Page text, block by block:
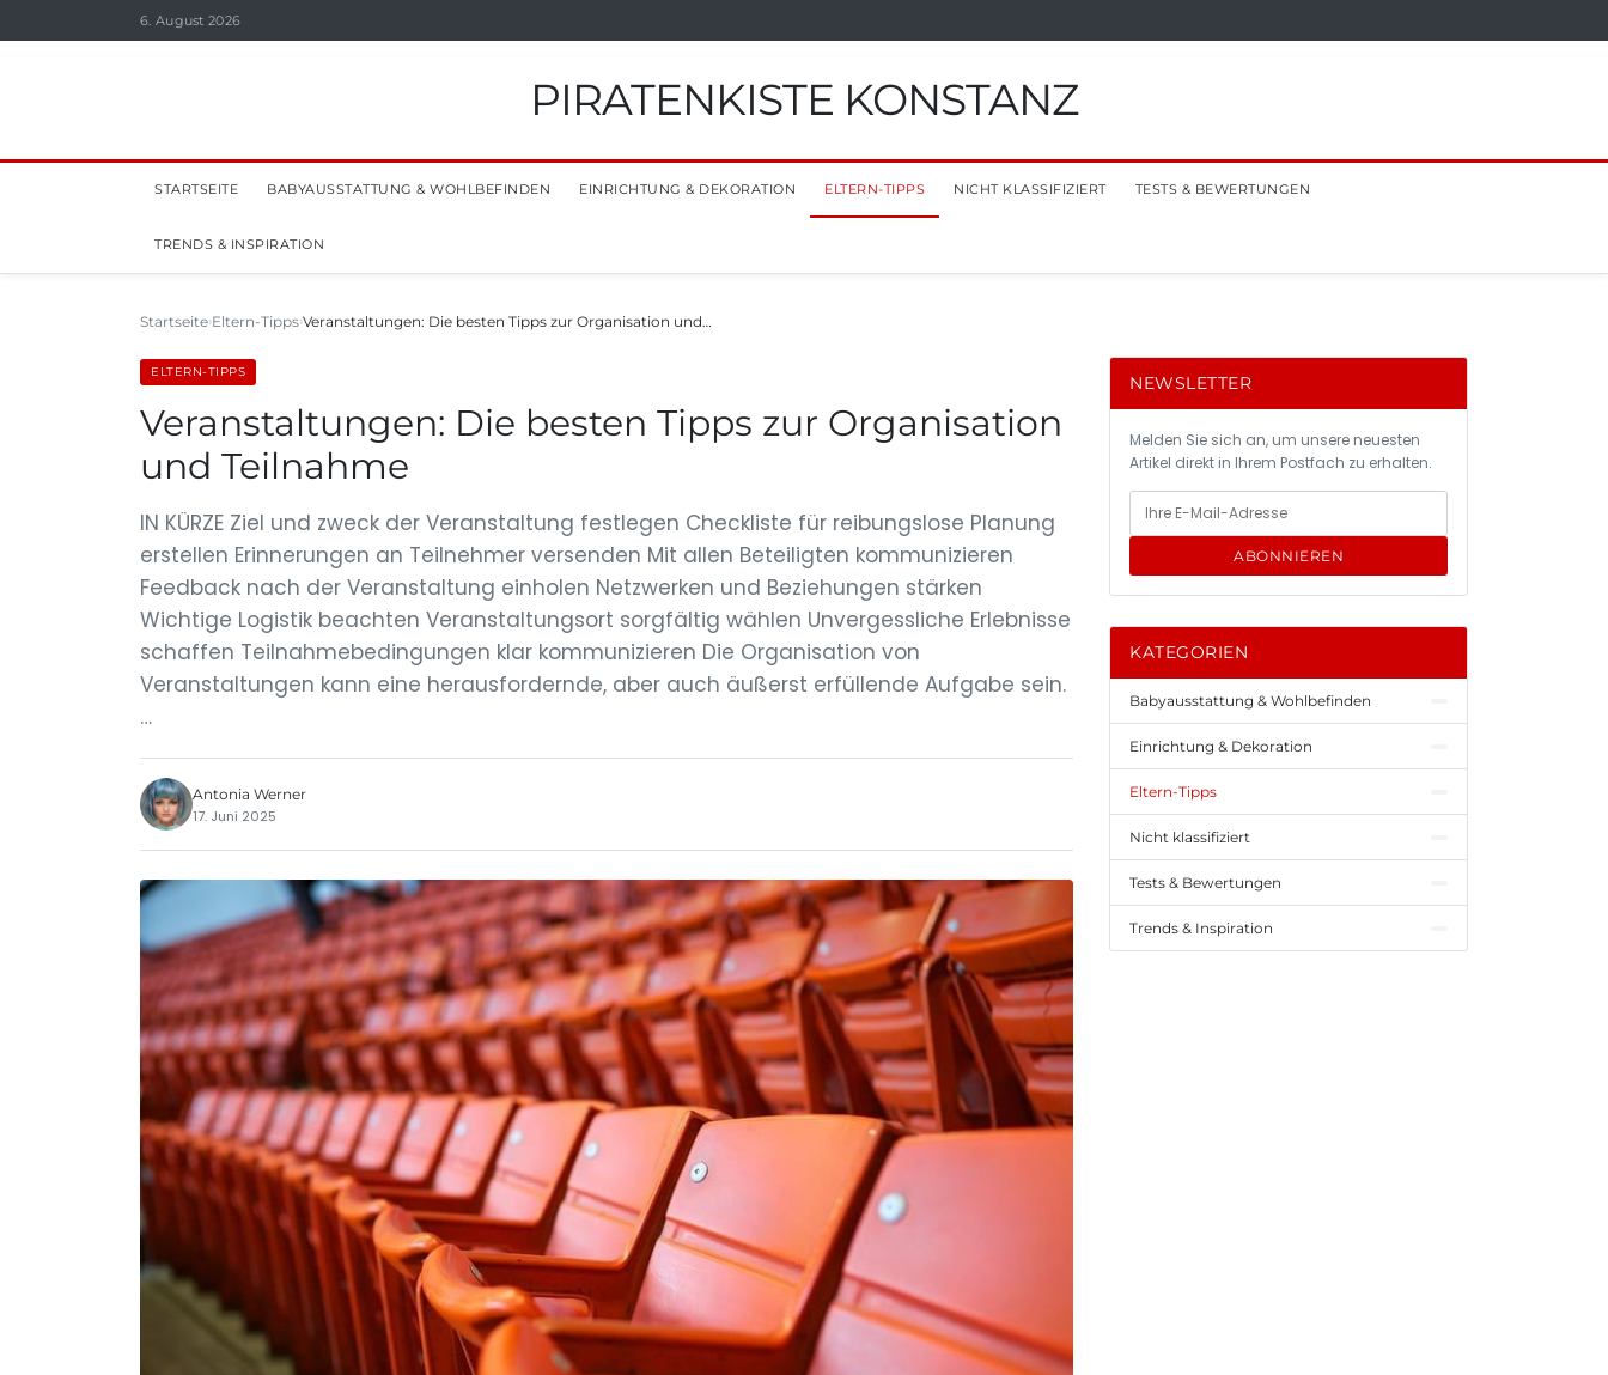
6. August 2026
PIRATENKISTE KONSTANZ
STARTSEITE BABYAUSSTATTUNG & WOHLBEFINDEN EINRICHTUNG & DEKORATION ELTERN-TIPPS NICHT KLASSIFIZIERT TESTS & BEWERTUNGEN
TRENDS & INSPIRATION
Startseite Eltern-Tipps Veranstaltungen: Die besten Tipps zur Organisation und…
ELTERN-TIPPS
Veranstaltungen: Die besten Tipps zur Organisation
und Teilnahme
IN KÜRZE Ziel und zweck der Veranstaltung festlegen Checkliste für reibungslose Planung
erstellen Erinnerungen an Teilnehmer versenden Mit allen Beteiligten kommunizieren
Feedback nach der Veranstaltung einholen Netzwerken und Beziehungen stärken
Wichtige Logistik beachten Veranstaltungsort sorgfältig wählen Unvergessliche Erlebnisse
schaffen Teilnahmebedingungen klar kommunizieren Die Organisation von
Veranstaltungen kann eine herausfordernde, aber auch äußerst erfüllende Aufgabe sein.
…
Antonia Werner
17. Juni 2025
NEWSLETTER
Melden Sie sich an, um unsere neuesten
Artikel direkt in Ihrem Postfach zu erhalten.
ABONNIEREN
KATEGORIEN
Babyausstattung & Wohlbefinden
Einrichtung & Dekoration
Eltern-Tipps
Nicht klassifiziert
Tests & Bewertungen
Trends & Inspiration